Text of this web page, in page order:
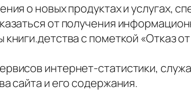
о новых продуктах и услугах,
от получения
с пометкой «Отказ
интернет-статистики,
сайта и его содержания.